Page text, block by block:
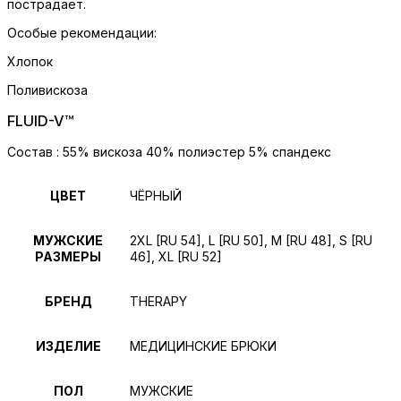
пострадает.
Особые рекомендации:
Хлопок
Поливискоза
FLUID-V™
Состав : 55% вискоза 40% полиэстер 5% спандекс
ЦВЕТ ЧЁРНЫЙ
МУЖСКИЕ
РАЗМЕРЫ
2XL [RU 54], L [RU 50], M [RU 48], S [RU
46], XL [RU 52]
БРЕНД THERAPY
ИЗДЕЛИЕ МЕДИЦИНСКИЕ БРЮКИ
ПОЛ МУЖСКИЕ